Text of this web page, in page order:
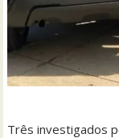
Três investigados